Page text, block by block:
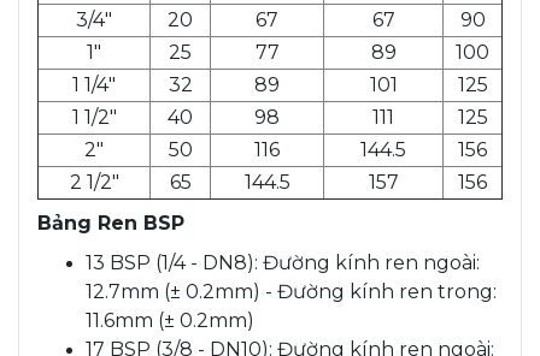
3/4"
20 67 67
90
1"
25 77 89
100
1 1/4"
32 89 101
125
1 1/2"
40 98 111
125
2"
50 116 144.5
156
2 1/2"
65 144.5 157
156
Bảng Ren BSP
13 BSP (1/4 - DN8): Đường kính ren ngoài:
12.7mm (± 0.2mm) - Đường kính ren trong:
11.6mm (± 0.2mm)
17 BSP (3/8 - DN10): Đường kính ren ngoài: